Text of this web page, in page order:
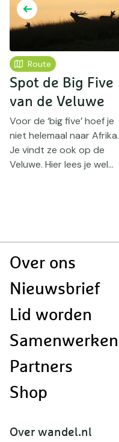
Route
Spot de Big Five
van de Veluwe
Voor de ‘big five’ hoef je
niet helemaal naar Afrika.
Je vindt ze ook op de
Veluwe. Hier lees je wel...
Doormat
Over ons
Nieuwsbrief
Lid worden
Samenwerken
Partners
Shop
Over wandel.nl